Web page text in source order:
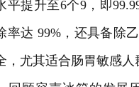
平提升至6个9，即
率达 99%，还具备除
，尤其适合肠胃敏感人